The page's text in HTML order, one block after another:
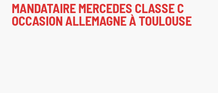
MANDATAIRE MERCEDES CLASSE C
OCCASION ALLEMAGNE À TOULOUSE